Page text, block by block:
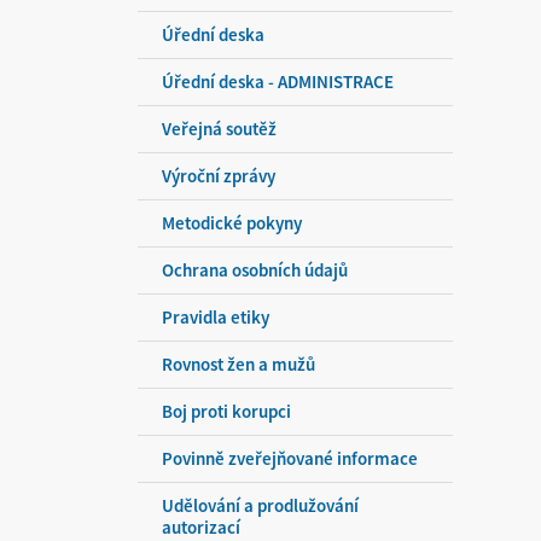
Úřední deska
Úřední deska - ADMINISTRACE
Veřejná soutěž
Výroční zprávy
Metodické pokyny
Ochrana osobních údajů
Pravidla etiky
Rovnost žen a mužů
Boj proti korupci
Povinně zveřejňované informace
Udělování a prodlužování
autorizací